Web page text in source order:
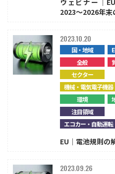
ウェビナー｜
2023～2026年末
国・地域
全般
セクター
機械・電気電子機器
環境
注目領域
エコカー・自動運転
2023.10.20
EU｜電池規則の
2023.09.26